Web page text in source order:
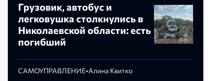
Грузовик, автобус и
легковушка столкнулись в
Николаевской области: есть
погибший
САМОУПРАВЛЕНИЕ•Алина Квитко